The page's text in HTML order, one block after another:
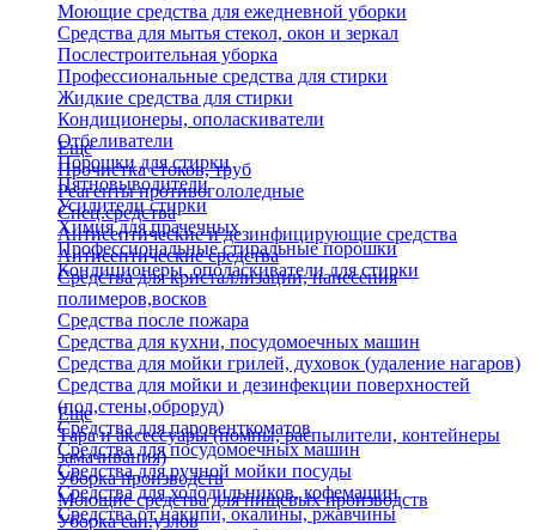
Моющие средства для ежедневной уборки
Средства для мытья стекол, окон и зеркал
Послестроительная уборка
Профессиональные средства для стирки
Жидкие средства для стирки
Кондиционеры, ополаскиватели
Отбеливатели
Порошки для стирки
Пятновыводители
Усилители стирки
Химия для прачечных
Профессиональные стиральные порошки
Кондиционеры, ополаскиватели для стирки
Еще
Прочистка стоков, труб
Реагенты противогололедные
Спец.средства
Антисептические и дезинфицирующие средства
Антисептические средства
Средства для кристаллизации, нанесения
полимеров,восков
Средства после пожара
Средства для кухни, посудомоечных машин
Средства для мойки грилей, духовок (удаление нагаров)
Средства для мойки и дезинфекции поверхностей
(пол,стены,оброруд)
Средства для паровенткоматов
Средства для посудомоечных машин
Средства для ручной мойки посуды
Средства для холодильников, кофемашин
Средства от накипи, окалины, ржавчины
Еще
Тара и аксессуары (помпы, распылители, контейнеры
замачивания)
Уборка производств
Моющие средства для пищевых производств
Уборка сан.узлов